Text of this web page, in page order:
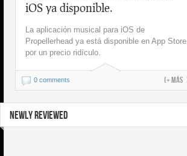
iOS ya disponible.
La aplicación musical para iOS de
Propellerhead ya está disponible en App Store
por un precio ridículo.
0 comments (+ más
NEWLY REVIEWED